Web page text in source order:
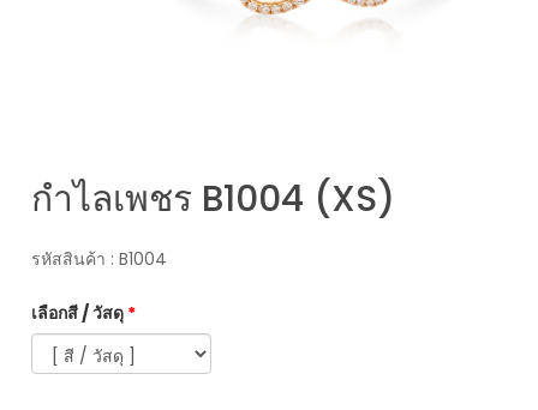
กำไลเพชร B1004 (XS)
รหัสสินค้า : B1004
เลือกสี / วัสดุ *